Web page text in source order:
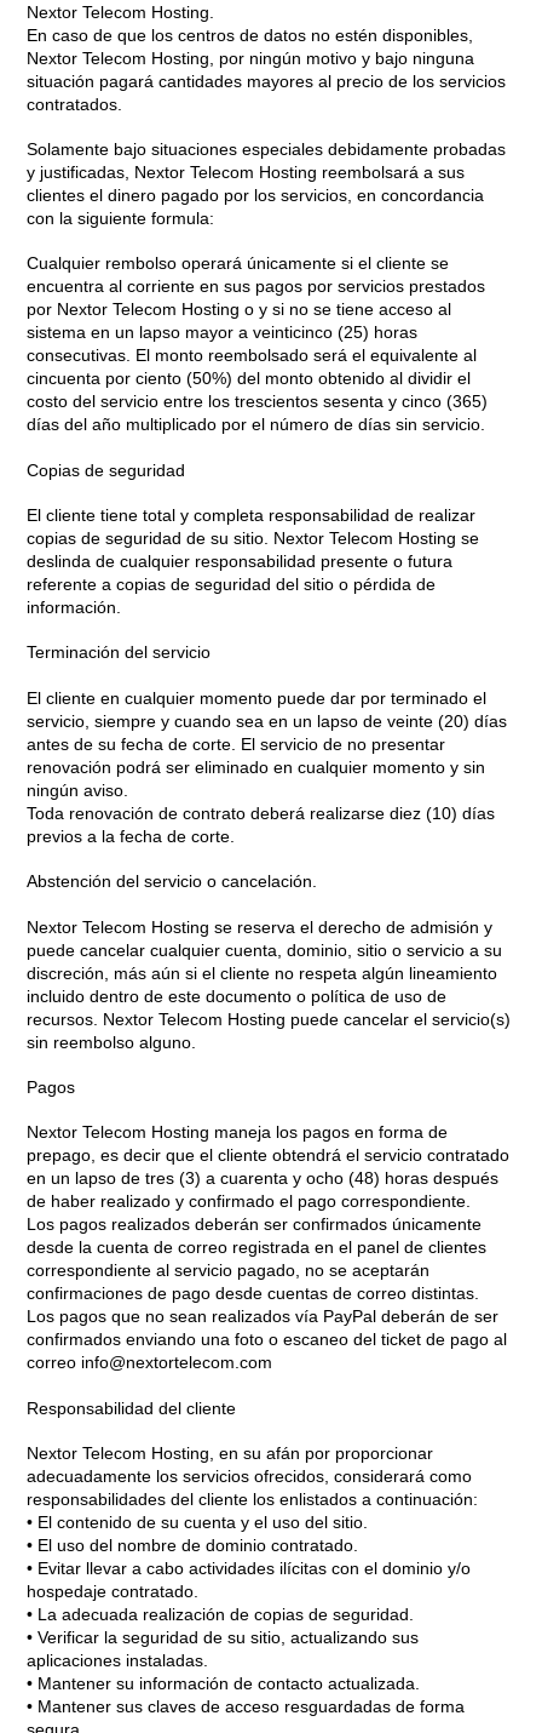
Nextor Telecom Hosting.
En caso de que los centros de datos no estén disponibles,
Nextor Telecom Hosting, por ningún motivo y bajo ninguna
situación pagará cantidades mayores al precio de los servicios
contratados.
Solamente bajo situaciones especiales debidamente probadas
y justificadas, Nextor Telecom Hosting reembolsará a sus
clientes el dinero pagado por los servicios, en concordancia
con la siguiente formula:
Cualquier rembolso operará únicamente si el cliente se
encuentra al corriente en sus pagos por servicios prestados
por Nextor Telecom Hosting o y si no se tiene acceso al
sistema en un lapso mayor a veinticinco (25) horas
consecutivas. El monto reembolsado será el equivalente al
cincuenta por ciento (50%) del monto obtenido al dividir el
costo del servicio entre los trescientos sesenta y cinco (365)
días del año multiplicado por el número de días sin servicio.
Copias de seguridad
El cliente tiene total y completa responsabilidad de realizar
copias de seguridad de su sitio. Nextor Telecom Hosting se
deslinda de cualquier responsabilidad presente o futura
referente a copias de seguridad del sitio o pérdida de
información.
Terminación del servicio
El cliente en cualquier momento puede dar por terminado el
servicio, siempre y cuando sea en un lapso de veinte (20) días
antes de su fecha de corte. El servicio de no presentar
renovación podrá ser eliminado en cualquier momento y sin
ningún aviso.
Toda renovación de contrato deberá realizarse diez (10) días
previos a la fecha de corte.
Abstención del servicio o cancelación.
Nextor Telecom Hosting se reserva el derecho de admisión y
puede cancelar cualquier cuenta, dominio, sitio o servicio a su
discreción, más aún si el cliente no respeta algún lineamiento
incluido dentro de este documento o política de uso de
recursos. Nextor Telecom Hosting puede cancelar el servicio(s)
sin reembolso alguno.
Pagos
Nextor Telecom Hosting maneja los pagos en forma de
prepago, es decir que el cliente obtendrá el servicio contratado
en un lapso de tres (3) a cuarenta y ocho (48) horas después
de haber realizado y confirmado el pago correspondiente.
Los pagos realizados deberán ser confirmados únicamente
desde la cuenta de correo registrada en el panel de clientes
correspondiente al servicio pagado, no se aceptarán
confirmaciones de pago desde cuentas de correo distintas.
Los pagos que no sean realizados vía PayPal deberán de ser
confirmados enviando una foto o escaneo del ticket de pago al
correo info@nextortelecom.com
Responsabilidad del cliente
Nextor Telecom Hosting, en su afán por proporcionar
adecuadamente los servicios ofrecidos, considerará como
responsabilidades del cliente los enlistados a continuación:
• El contenido de su cuenta y el uso del sitio.
• El uso del nombre de dominio contratado.
• Evitar llevar a cabo actividades ilícitas con el dominio y/o
hospedaje contratado.
• La adecuada realización de copias de seguridad.
• Verificar la seguridad de su sitio, actualizando sus
aplicaciones instaladas.
• Mantener su información de contacto actualizada.
• Mantener sus claves de acceso resguardadas de forma